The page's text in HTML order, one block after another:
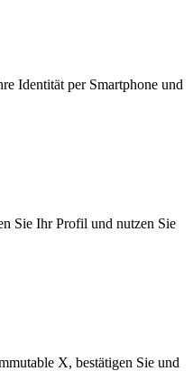
Identität per Smartphone und
Sie Ihr Profil und nutzen Sie
X, bestätigen Sie und